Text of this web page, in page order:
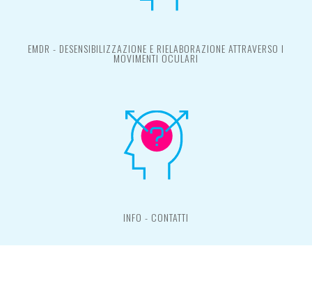
EMDR - DESENSIBILIZZAZIONE E RIELABORAZIONE ATTRAVERSO I
MOVIMENTI OCULARI
INFO - CONTATTI